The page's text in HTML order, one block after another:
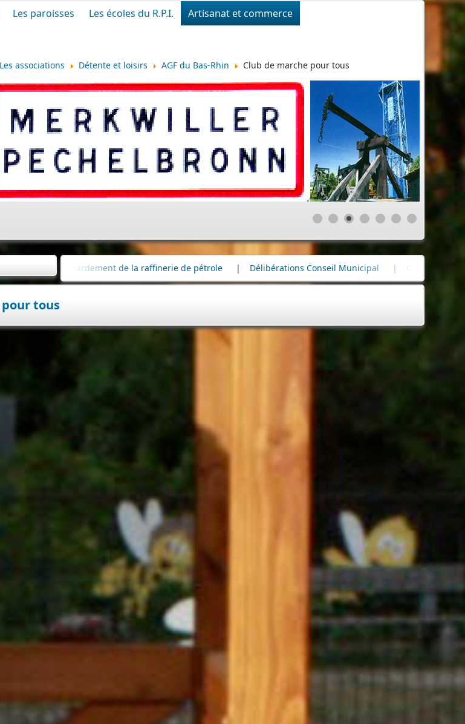
Les paroisses Les écoles du R.P.I.
Artisanat et commerce
Les associations Détente et loisirs AGF du Bas-Rhin Club de marche pour tous
de la raffinerie de pétrole | Délibérations Conseil Municipal | Cimetière |
tous